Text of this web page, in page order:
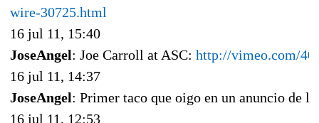
wire-30725.html
16 jul 11, 15:40
JoseAngel: Joe Carroll at ASC: http://vimeo.com/
16 jul 11, 14:37
JoseAngel: Primer taco que oigo en un anuncio de
16 jul 11, 12:53